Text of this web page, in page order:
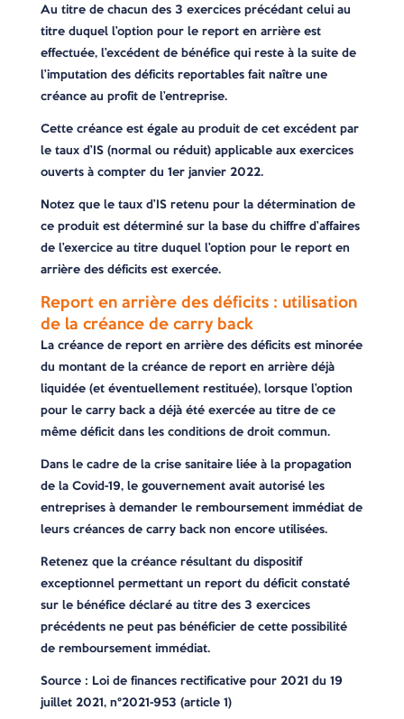
Au titre de chacun des 3 exercices précédant celui au
titre duquel l’option pour le report en arrière est
effectuée, l’excédent de bénéfice qui reste à la suite de
l’imputation des déficits reportables fait naître une
créance au profit de l’entreprise.
Cette créance est égale au produit de cet excédent par
le taux d’IS (normal ou réduit) applicable aux exercices
ouverts à compter du 1er janvier 2022.
Notez que le taux d’IS retenu pour la détermination de
ce produit est déterminé sur la base du chiffre d’affaires
de l’exercice au titre duquel l’option pour le report en
arrière des déficits est exercée.
Report en arrière des déficits : utilisation
de la créance de carry back
La créance de report en arrière des déficits est minorée
du montant de la créance de report en arrière déjà
liquidée (et éventuellement restituée), lorsque l’option
pour le carry back a déjà été exercée au titre de ce
même déficit dans les conditions de droit commun.
Dans le cadre de la crise sanitaire liée à la propagation
de la Covid-19, le gouvernement avait autorisé les
entreprises à demander le remboursement immédiat de
leurs créances de carry back non encore utilisées.
Retenez que la créance résultant du dispositif
exceptionnel permettant un report du déficit constaté
sur le bénéfice déclaré au titre des 3 exercices
précédents ne peut pas bénéficier de cette possibilité
de remboursement immédiat.
Source : Loi de finances rectificative pour 2021 du 19
juillet 2021, n°2021-953 (article 1)